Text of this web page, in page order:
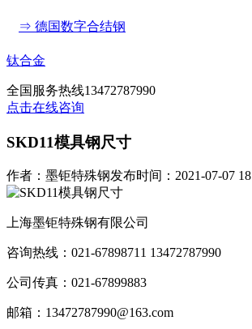
⇒ 德国数字合结钢
钛合金
全国服务热线13472787990
点击在线咨询
SKD11模具钢尺寸
作者：墨钜特殊钢发布时间：2021-07-07
上海墨钜特殊钢有限公司
咨询热线：021-67898711 13472787990
公司传真：021-67899883
邮箱：13472787990@163.com